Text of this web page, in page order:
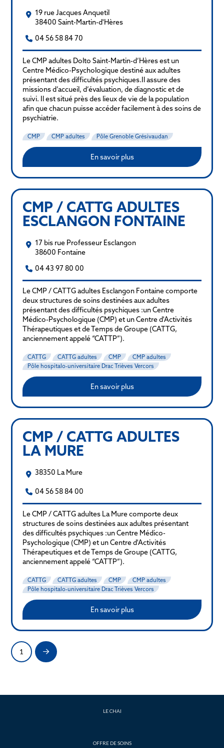
19 rue Jacques Anquetil
38400 Saint-Martin-d'Hères
04 56 58 84 70
Le CMP adultes Dolto Saint-Martin-d’Hères est un
Centre Médico-Psychologique destiné aux adultes
présentant des difficultés psychiques.Il assure des
missions d’accueil, d’évaluation, de diagnostic et de
suivi. Il est situé près des lieux de vie de la population
afin que chacun puisse accéder facilement à des soins de
psychiatrie.
CMP CMP adultes Pôle Grenoble Grésivaudan
En savoir plus
CMP / CATTG ADULTES
ESCLANGON FONTAINE
17 bis rue Professeur Esclangon
38600 Fontaine
04 43 97 80 00
Le CMP / CATTG adultes Esclangon Fontaine comporte
deux structures de soins destinées aux adultes
présentant des difficultés psychiques :un Centre
Médico-Psychologique (CMP) et un Centre d'Activités
Thérapeutiques et de Temps de Groupe (CATTG,
anciennement appelé “CATTP”).
CATTG CATTG adultes CMP
CMP adultes
Pôle hospitalo-universitaire Drac Trièves Vercors
En savoir plus
CMP / CATTG ADULTES
LA MURE
38350 La Mure
04 56 58 84 00
Le CMP / CATTG adultes La Mure comporte deux
structures de soins destinées aux adultes présentant
des difficultés psychiques :un Centre Médico-
Psychologique (CMP) et un Centre d'Activités
Thérapeutiques et de Temps de Groupe (CATTG,
anciennement appelé “CATTP”).
CATTG CATTG adultes CMP
CMP adultes
Pôle hospitalo-universitaire Drac Trièves Vercors
En savoir plus
1 Next
LE CHAI
OFFRE DE SOINS